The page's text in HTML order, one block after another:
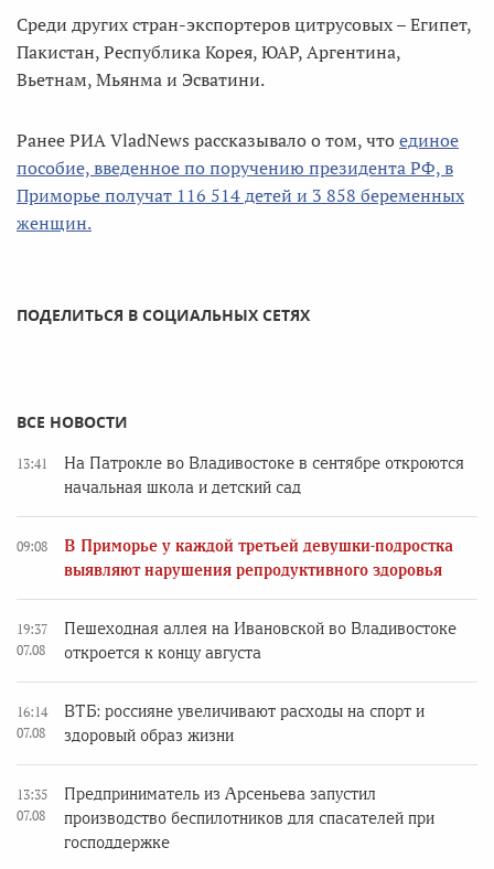
Среди других стран-экспортеров цитрусовых – Египет,
Пакистан, Республика Корея, ЮАР, Аргентина,
Вьетнам, Мьянма и Эсватини.
Ранее РИА VladNews рассказывало о том, чтоединое
пособие, введенное по поручению президента РФ, в
Приморье получат 116 514 детей и 3 858 беременных
женщин.
ПОДЕЛИТЬСЯ В СОЦИАЛЬНЫХ СЕТЯХ
ВСЕ НОВОСТИ
13:41
На Патрокле во Владивостоке в сентябре откроются
начальная школа и детский сад
09:08
В Приморье у каждой третьей девушки-подростка
выявляют нарушения репродуктивного здоровья
19:37
07.08
Пешеходная аллея на Ивановской во Владивостоке
откроется к концу августа
16:14
07.08
ВТБ: россияне увеличивают расходы на спорт и
здоровый образ жизни
13:35
07.08
Предприниматель из Арсеньева запустил
производство беспилотников для спасателей при
господдержке